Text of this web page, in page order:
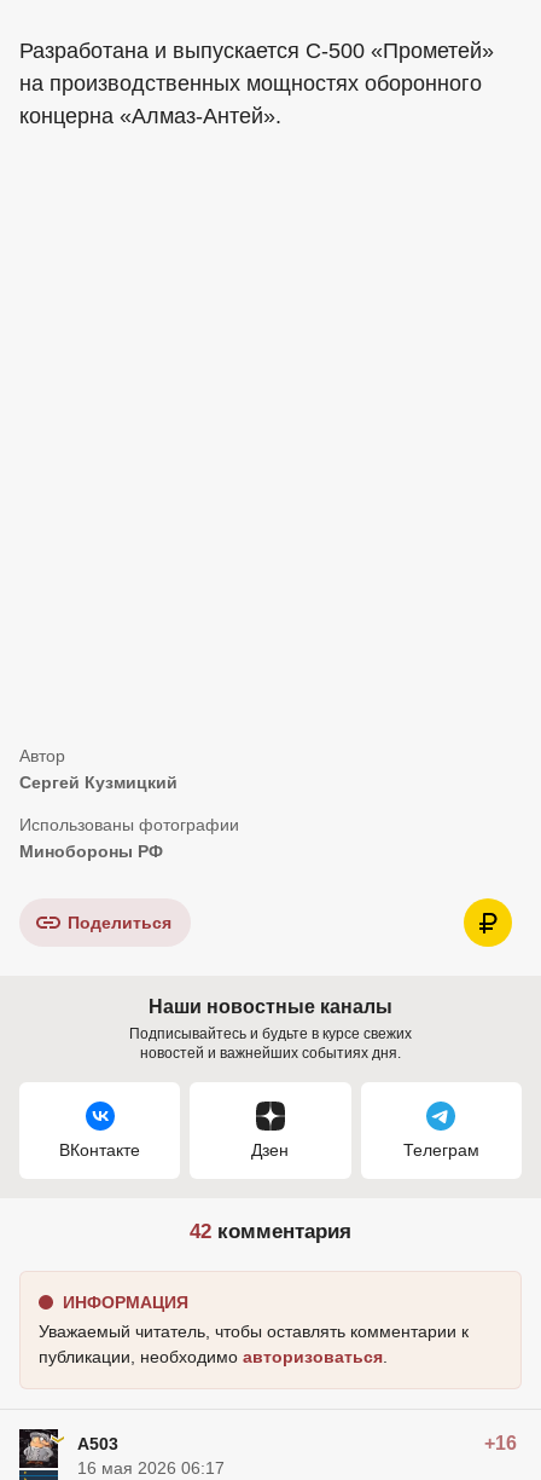
Разработана и выпускается С-500 «Прометей»
на производственных мощностях оборонного
концерна «Алмаз-Антей».
Сергей Кузмицкий
Минобороны РФ
Поделиться
Наши новостные каналы
Подписывайтесь и будьте в курсе свежих
новостей и важнейших событиях дня.
ВКонтакте Дзен Телеграм
42 комментария
ИНФОРМАЦИЯ
Уважаемый читатель, чтобы оставлять комментарии к
публикации, необходимо авторизоваться.
A503 +16
16 мая 2026 06:17